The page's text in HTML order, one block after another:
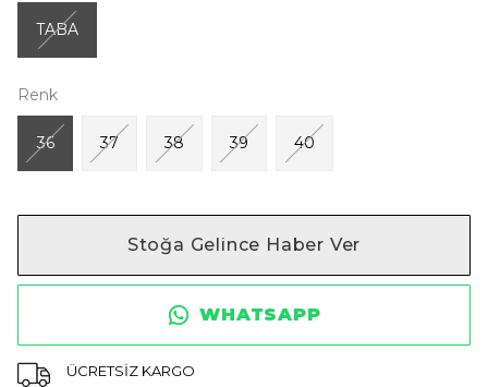
TABA
Renk
36 37 38 39 40
Stoğa Gelince Haber Ver
WHATSAPP
ÜCRETSİZ KARGO